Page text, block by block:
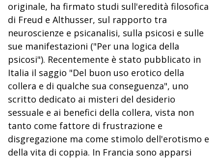
originale, ha firmato studi sull'eredità filosofica
di Freud e Althusser, sul rapporto tra
neuroscienze e psicanalisi, sulla psicosi e sulle
sue manifestazioni ("Per una logica della
psicosi"). Recentemente è stato pubblicato in
Italia il saggio "Del buon uso erotico della
collera e di qualche sua conseguenza", uno
scritto dedicato ai misteri del desiderio
sessuale e ai benefici della collera, vista non
tanto come fattore di frustrazione e
disgregazione ma come stimolo dell'erotismo e
della vita di coppia. In Francia sono apparsi